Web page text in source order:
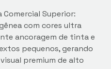
Comercial Superior:
com cores ultra
ancoragem de tinta e
pequenos, gerando
premium de alto